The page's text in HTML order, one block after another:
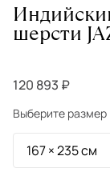
шерсти
120 893 ₽
Выберите размер